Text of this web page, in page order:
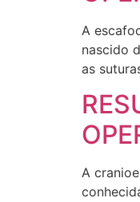
A
nascido
as
A